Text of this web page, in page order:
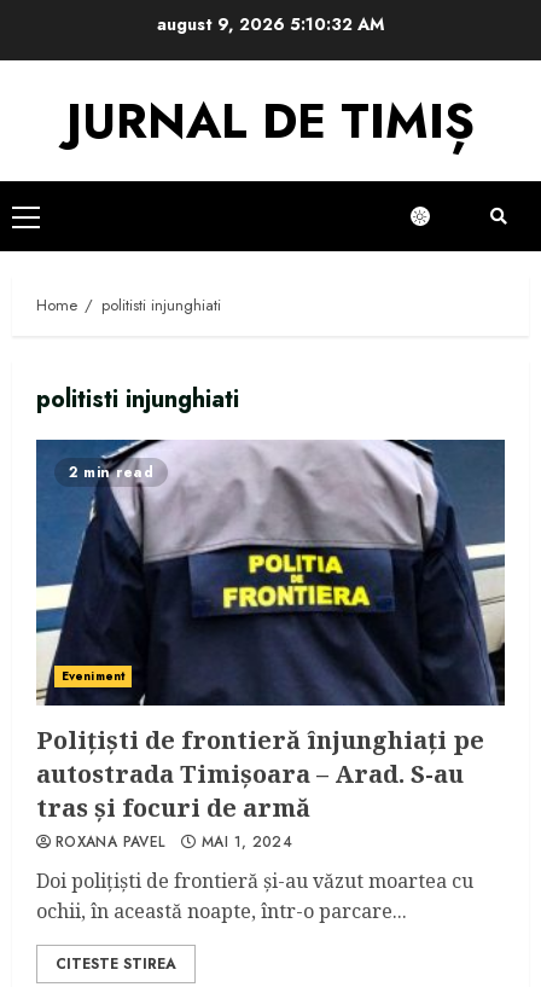
august 9, 2026 5:10:33 AM
JURNAL DE TIMIȘ
Primary
Menu
Home politisti injunghiati
politisti injunghiati
2 min read
Eveniment
Polițiști de frontieră înjunghiați pe
autostrada Timișoara – Arad. S-au
tras și focuri de armă
ROXANA PAVEL MAI 1, 2024
Doi polițiști de frontieră și-au văzut moartea cu
ochii, în această noapte, într-o parcare...
CITESTE STIREA